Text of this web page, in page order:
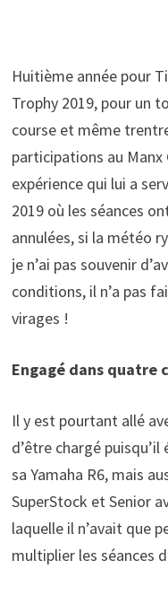
Huitième année pour
Trophy 2019, pour un
course et même
participations au Manx
expérience qui lui a
2019 où les séances
annulées, si la météo
je n’ai pas souvenir
conditions, il n’a pas
virages !
Engagé dans quatre
Il y est pourtant allé
d’être chargé
sa Yamaha R6, mais
SuperStock et Senior
laquelle il n’avait que
multiplier les séances